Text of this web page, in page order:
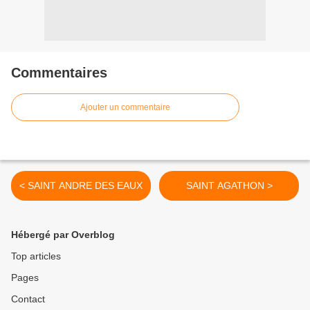
Commentaires
Ajouter un commentaire
< SAINT ANDRE DES EAUX SAINT AGATHON >
Hébergé par Overblog
Top articles
Pages
Contact